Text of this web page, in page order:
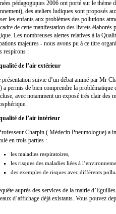
pédagogiques 2006 ont porté sur le thème
des ateliers ludiques sont proposés
les enfants aux problèmes des pollutions
de cette manifestation des livrets
Les nombreuses alertes relatives à la
majeures - nous avons pu à ce titre
respirons :
de l’air extérieur
présentation suivie d’un débat animé par Mr
a permis de bien comprendre la
avec notamment un exposé trés clair des
de l’air intérieur
Charpin ( Médecin Pneumologue) a
en trois parties :
les maladies respiratoires,
les risques des maladies liées à
des exemples de risques avec différents
auprès des services de la mairie
d’affichage déjà existants. Vous pouvez